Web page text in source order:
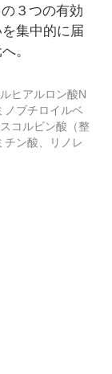
の３つの有効
集中的に届
。
ヒアルロン酸N
ノブチロイルベ
コルビン酸（整
チン酸、リノレ